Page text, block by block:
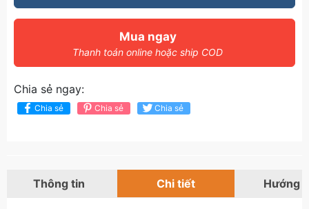
Mua ngay
Thanh toán online hoặc ship COD
Chia sẻ ngay:
Chia sẻ Chia sẻ Chia sẻ
Thông tin Chi tiết Hướng